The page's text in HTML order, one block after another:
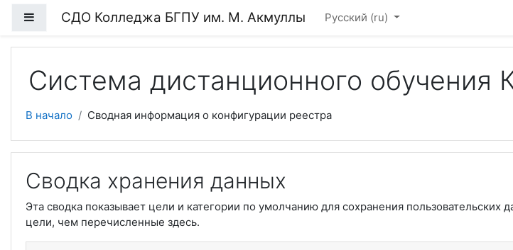
Боковая панель
СДО Колледжа БГПУ им. М. Акмуллы Русский ‎(ru)‎
Система дистанционного
В начало Сводная информация о конфигурации реестра
Сводка хранения данных
Эта сводка показывает цели и категории по умолчанию для сохранения
цели, чем перечисленные здесь.